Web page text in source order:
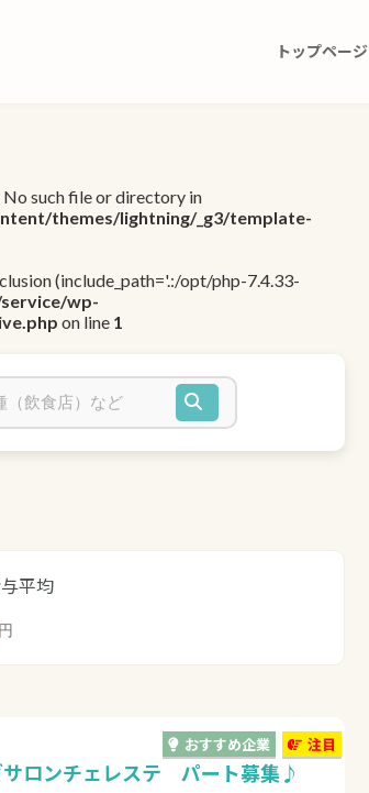
トップページ
such file or directory in
themes/lightning/_g3/template-
(include_path='.:/opt/php-7.4.33-
wp-
on line 1
平均
円
注目
おすすめ企業
サロンチェレステ パート募集♪